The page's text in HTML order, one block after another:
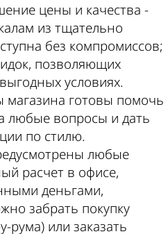
цены и качества -
из тщательно
без компромиссов;
позволяющих
условиях.
магазина готовы помочь
любые вопросы и дать
по стилю.
любые
расчет в офисе,
деньгами,
забрать покупку
рума) или заказать